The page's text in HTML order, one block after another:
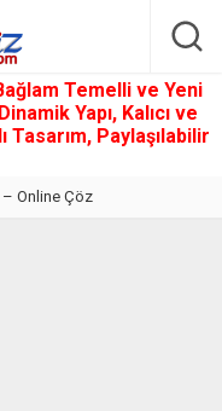
Temelli ve Yeni
Yapı, Kalıcı ve
Paylaşılabilir
– Online Çöz